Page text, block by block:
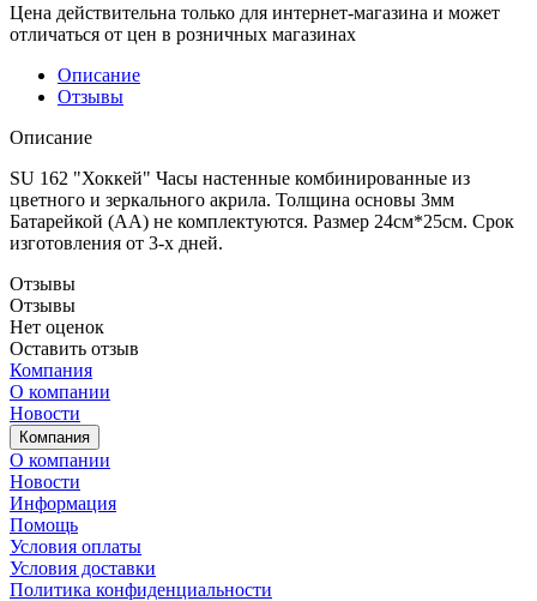
Цена действительна только для интернет-магазина и может
отличаться от цен в розничных магазинах
Описание
Отзывы
Описание
SU 162 "Хоккей" Часы настенные комбинированные из
цветного и зеркального акрила. Толщина основы 3мм
Батарейкой (АА) не комплектуются. Размер 24см*25см. Срок
изготовления от 3-х дней.
Отзывы
Отзывы
Нет оценок
Оставить отзыв
Компания
О компании
Новости
Компания
О компании
Новости
Информация
Помощь
Условия оплаты
Условия доставки
Политика конфиденциальности